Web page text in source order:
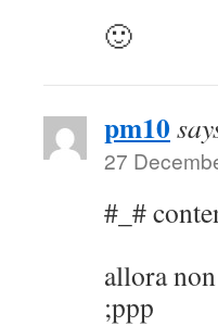
🙂
pm10
27
#_#
allora
;ppp